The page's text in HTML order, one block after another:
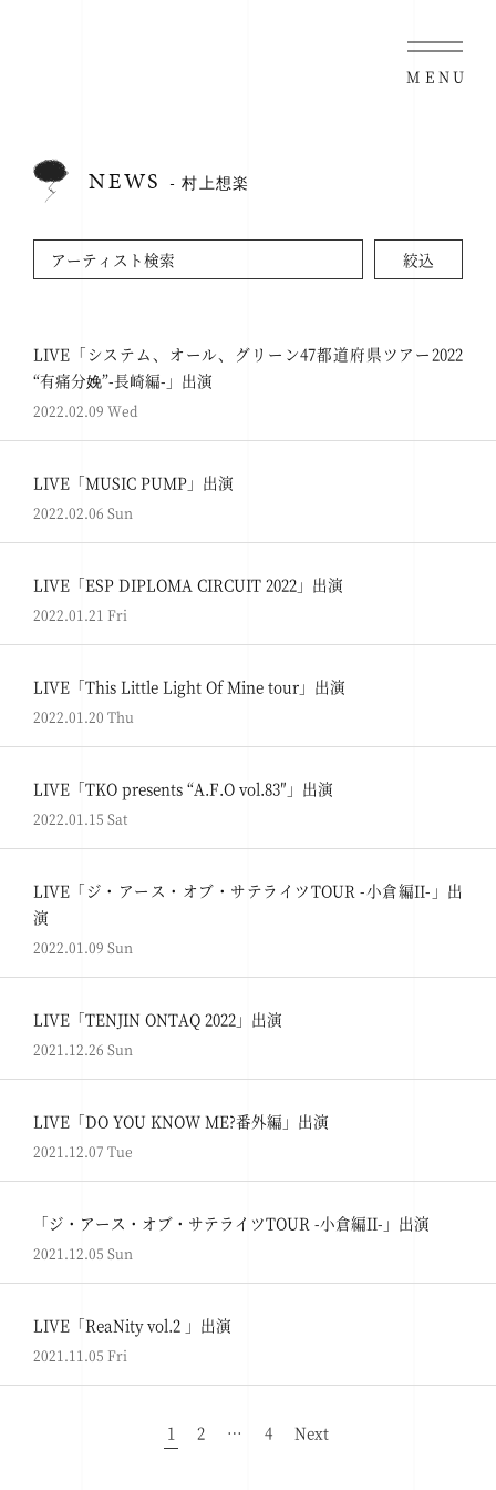
MENU
NEWS- 村上想楽
LIVE「システム、オール、グリーン47都道府県ツアー2022
“有痛分娩”-長崎編-」出演
2022.02.09 Wed
LIVE「MUSIC PUMP」出演
2022.02.06 Sun
LIVE「ESP DIPLOMA CIRCUIT 2022」出演
2022.01.21 Fri
LIVE「This Little Light Of Mine tour」出演
2022.01.20 Thu
LIVE「TKO presents “A.F.O vol.83″」出演
2022.01.15 Sat
LIVE「ジ・アース・オブ・サテライツTOUR -小倉編II-」出
演
2022.01.09 Sun
LIVE「TENJIN ONTAQ 2022」出演
2021.12.26 Sun
LIVE「DO YOU KNOW ME?番外編」出演
2021.12.07 Tue
「ジ・アース・オブ・サテライツTOUR -小倉編II-」出演
2021.12.05 Sun
LIVE「ReaNity vol.2 」出演
2021.11.05 Fri
1 2 … 4 Next